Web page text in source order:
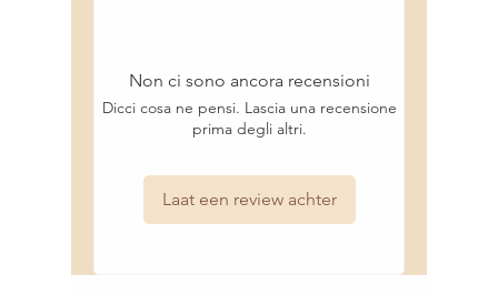
Potassium Sorbate, Sorbic Acid,
Fragrance/Parfum, Limonene.
Non ci sono ancora recensioni
Dicci cosa ne pensi. Lascia una recensione
prima degli altri.
Laat een review achter